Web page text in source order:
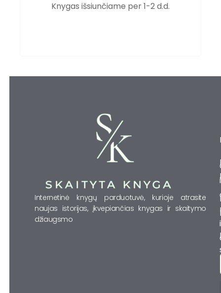
Knygas išsiunčiame per 1-2 d.d.
Internetinė knygų parduotuvė, kurioje atrasite
naujas istorijas, įkvepiančias knygas ir skaitymo
džiaugsmo